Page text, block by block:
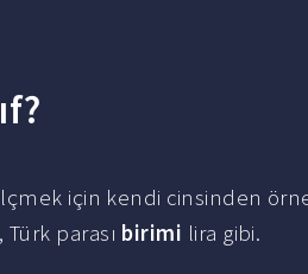
için kendi cinsinden
parası birimi lira gibi.